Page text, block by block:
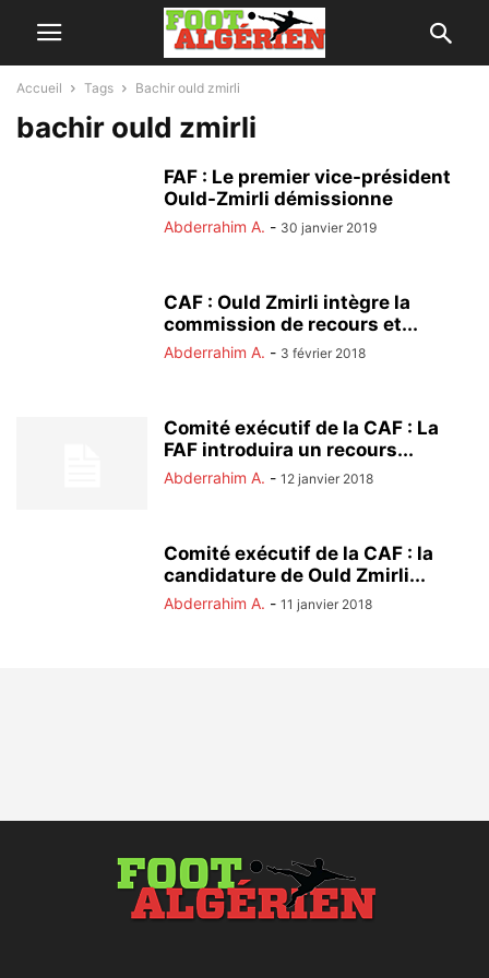
Accueil Tags Bachir ould zmirli
bachir ould zmirli
FAF : Le premier vice-président
Ould-Zmirli démissionne
Abderrahim A. - 30 janvier 2019
CAF : Ould Zmirli intègre la
commission de recours et...
Abderrahim A. - 3 février 2018
Comité exécutif de la CAF : La
FAF introduira un recours...
Abderrahim A. - 12 janvier 2018
Comité exécutif de la CAF : la
candidature de Ould Zmirli...
Abderrahim A. - 11 janvier 2018